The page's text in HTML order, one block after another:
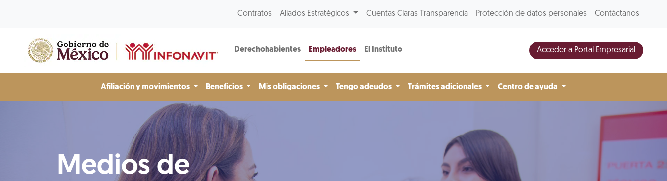
Contratos Aliados Estratégicos Cuentas Claras Transparencia Protección de datos personales Contáctanos
Derechohabientes Empleadores El Instituto Acceder a Portal Empresarial
Afiliación y movimientos Beneficios Mis obligaciones Tengo adeudos Trámites adicionales Centro de ayuda
Medios de